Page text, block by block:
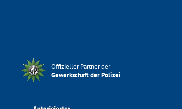
Offizieller Partner der
Gewerkschaft der Polizei